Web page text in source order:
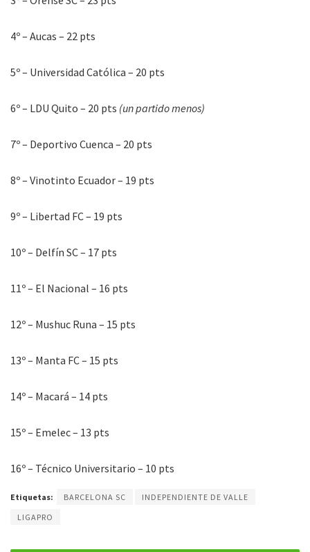
4º – Aucas – 22 pts
5º – Universidad Católica – 20 pts
6º – LDU Quito – 20 pts (un partido menos)
7º – Deportivo Cuenca – 20 pts
8º – Vinotinto Ecuador – 19 pts
9º – Libertad FC – 19 pts
10º – Delfín SC – 17 pts
11º – El Nacional – 16 pts
12º – Mushuc Runa – 15 pts
13º – Manta FC – 15 pts
14º – Macará – 14 pts
15º – Emelec – 13 pts
16º – Técnico Universitario – 10 pts
Etiquetas: BARCELONA SC
INDEPENDIENTE DE VALLE
LIGAPRO